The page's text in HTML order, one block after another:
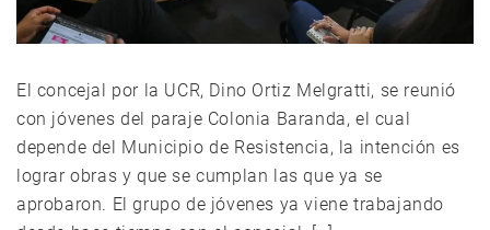
El concejal por la UCR, Dino Ortiz Melgratti, se reunió
con jóvenes del paraje Colonia Baranda, el cual
depende del Municipio de Resistencia, la intención es
lograr obras y que se cumplan las que ya se
aprobaron. El grupo de jóvenes ya viene trabajando